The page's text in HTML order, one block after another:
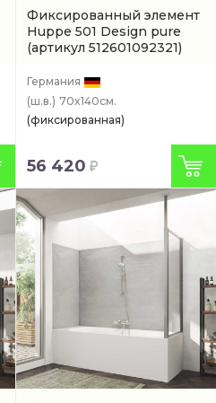
Фиксированный элемент
Huppe 501 Design pure
(артикул 512601092321)
Германия
(ш.в.) 70x140см.
(фиксированная)
56 420